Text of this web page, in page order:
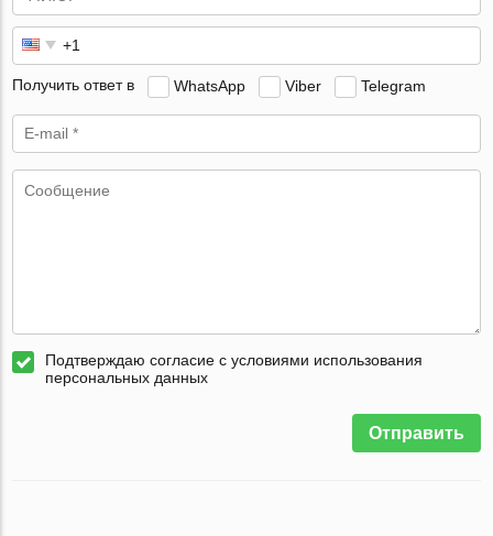
Получить ответ в WhatsApp Viber Telegram
Подтверждаю согласие с условиями использования
персональных данных
Отправить